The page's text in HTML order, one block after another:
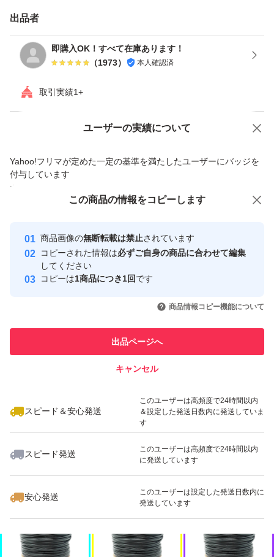
・送り状作成時に発送連絡も完了させております。
・集荷までのタイムラグは発生いたします。
・当商品は輸入品の為、商品に多少の汚れ・スレ等がある
場合がございます。
・当方見落とし等も含め現状販売とし、如何なる理由でも
クレーム・返品は
お受けいたしません。
いたします。
こちらの商品案内は 「 ■@即売くん5.60■ 」 で作成され
ました。
この他にも出品しておりますので宜しければご覧くださ
い。
出品者
即購入OK！すべて在庫あります！
（1973） 本人確認済
取引実績1+
ユーザーの実績について
Yahoo!フリマが定めた一定の基準を満たしたユーザーにバッジを
付与しています
安心取引出品者
取引実績
取引実績◯+
このユーザーはYahoo!フリマの取
引を完了させた実績があります
での取引実績があります
スピード&安心発送
※このバッジは実績に基づく表示であり、発送を保証しているものではあり
スピード＆安心発送
このユーザーは高頻度で24時間以内
＆設定した発送日数内に発送していま
す
スピード発送
このユーザーは高頻度で24時間以内
に発送しています
安心発送
このユーザーは設定した発送日数内に
発送しています
Yahoo!オークションで出品した商品のため一部機能は利用できません
商品への質問からの値下げ交渉、不適切なカテゴリ変更依頼は禁止です
この商品の情報をコピーします
商品画像の無断転載は禁止されています
コピーされた情報は必ずご自身の商品に合わせて編集
してください
コピーは1商品につき1回です
商品情報コピー機能について
出品ページへ
キャンセル
この商品をみている人にオススメ